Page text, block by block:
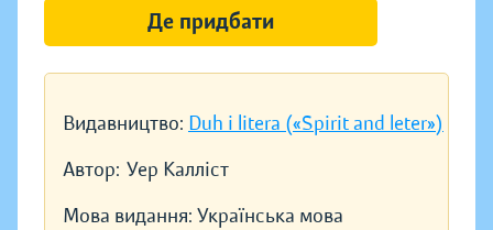
Видавництво: Duh i litera («Spirit and leter»)
Автор: Уер Калліст
Мова видання: Українська мова
Де придбати